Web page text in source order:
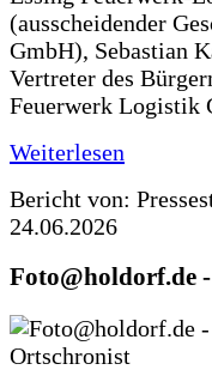
(ausscheidender
GmbH), Sebastian
Vertreter des
Feuerwerk Logistik
Weiterlesen
Bericht von:
24.06.2026
Foto@holdorf.de